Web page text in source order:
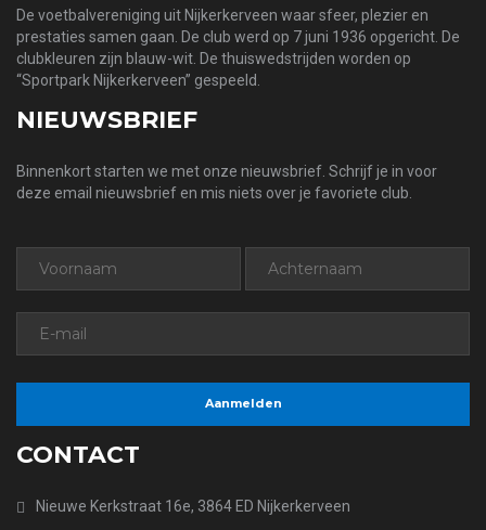
De voetbalvereniging uit Nijkerkerveen waar sfeer, plezier en
prestaties samen gaan. De club werd op 7 juni 1936 opgericht. De
clubkleuren zijn blauw-wit. De thuiswedstrijden worden op
“Sportpark Nijkerkerveen” gespeeld.
NIEUWSBRIEF
Binnenkort starten we met onze nieuwsbrief. Schrijf je in voor
deze email nieuwsbrief en mis niets over je favoriete club.
CONTACT
Nieuwe Kerkstraat 16e, 3864 ED Nijkerkerveen